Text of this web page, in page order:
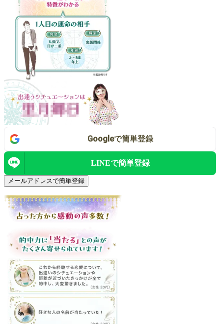
Googleで簡単登録
LINEで簡単登録
メールアドレスで簡単登録